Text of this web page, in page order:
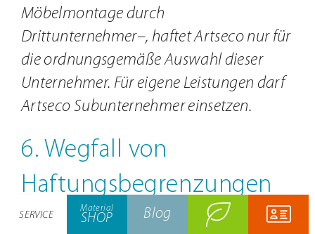
SERVICE
Material
SHOP Blog
Möbelmontage durch
Drittunternehmer–, haftet Artseco nur für
die ordnungsgemäße Auswahl dieser
Unternehmer. Für eigene Leistungen darf
Artseco Subunternehmer einsetzen.
6. Wegfall von
Haftungsbegrenzungen
MeinMaterial-
Warenkorb